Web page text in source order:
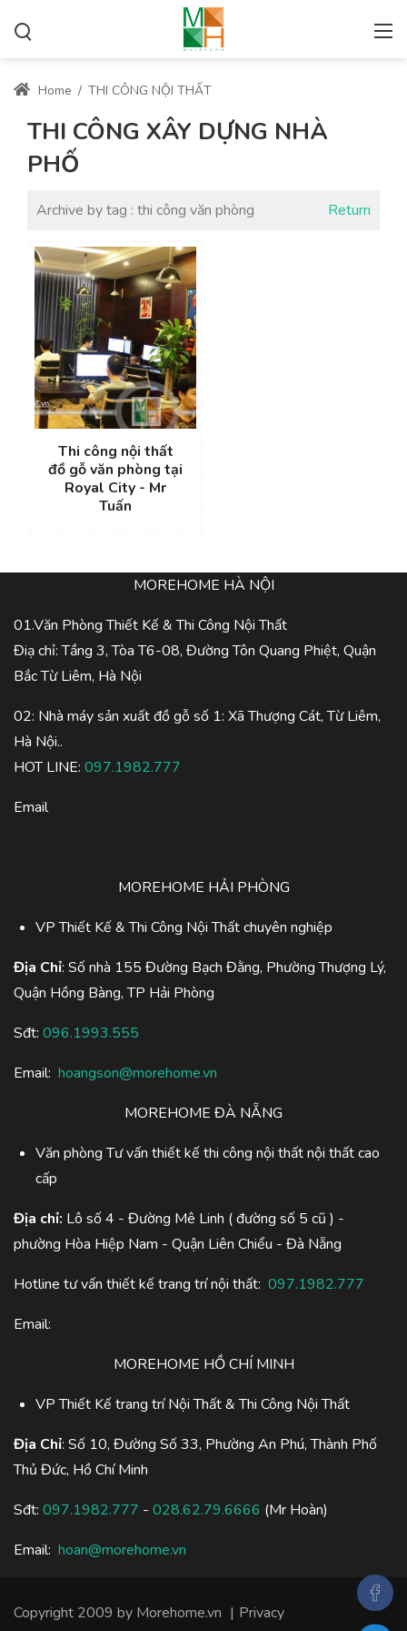
Home / THI CÔNG NỘI THẤT
THI CÔNG XÂY DỰNG NHÀ
PHỐ
Archive by tag : thi công văn phòng Return
Thi công nội thất
đồ gỗ văn phòng tại
Royal City - Mr
Tuấn
MOREHOME HÀ NỘI
01.Văn Phòng Thiết Kế & Thi Công Nội Thất
Điạ chỉ: Tầng 3, Tòa T6-08, Đường Tôn Quang Phiệt, Quận
Bắc Từ Liêm, Hà Nội
02: Nhà máy sản xuất đồ gỗ số 1: Xã Thượng Cát, Từ Liêm,
Hà Nội..
HOT LINE: 097.1982.777
Email
MOREHOME HẢI PHÒNG
VP Thiết Kế & Thi Công Nội Thất chuyên nghiệp
Địa Chỉ: Số nhà 155 Đường Bạch Đằng, Phường Thượng Lý,
Quận Hồng Bàng, TP Hải Phòng
Sđt: 096.1993.555
Email: hoangson@morehome.vn
MOREHOME ĐÀ NẴNG
Văn phòng Tư vấn thiết kế thi công nội thất nội thất cao
cấp
Địa chỉ: Lô số 4 - Đường Mê Linh ( đường số 5 cũ ) -
phường Hòa Hiệp Nam - Quận Liên Chiểu - Đà Nẵng
Hotline tư vấn thiết kế trang trí nội thất: 097.1982.777
Email:
MOREHOME HỒ CHÍ MINH
VP Thiết Kế trang trí Nội Thất & Thi Công Nội Thất
Địa Chỉ: Số 10, Đường Số 33, Phường An Phú, Thành Phố
Thủ Đức, Hồ Chí Minh
Sđt: 097.1982.777 - 028.62.79.6666 (Mr Hoàn)
Email: hoan@morehome.vn
Copyright 2009 by Morehome.vn | Privacy